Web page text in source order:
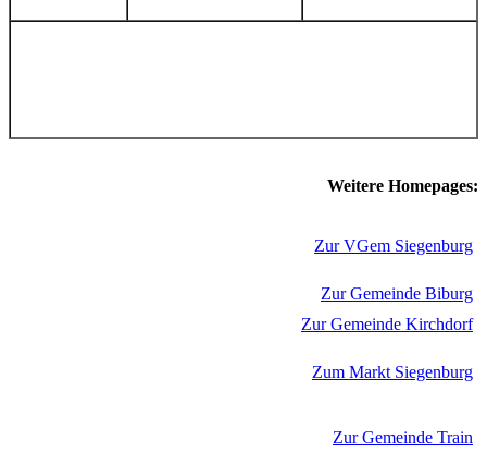
Weitere Homepages:
Zur VGem Siegenburg
Zur Gemeinde Biburg
Zur Gemeinde Kirchdorf
Zum Markt Siegenburg
Zur Gemeinde Train